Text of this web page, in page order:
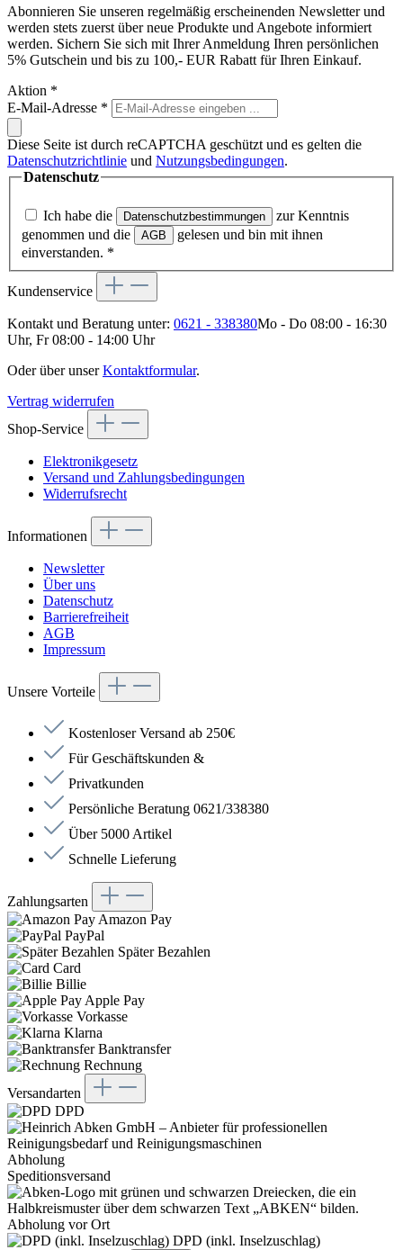
Abonnieren Sie unseren regelmäßig erscheinenden Newsletter und
werden stets zuerst über neue Produkte und Angebote informiert
werden. Sichern Sie sich mit Ihrer Anmeldung Ihren persönlichen
5% Gutschein und bis zu 100,- EUR Rabatt für Ihren Einkauf.
Aktion *
E-Mail-Adresse *
Diese Seite ist durch reCAPTCHA geschützt und es gelten die
Datenschutzrichtlinie und Nutzungsbedingungen.
Datenschutz
Ich habe die Datenschutzbestimmungen
zur Kenntnis
genommen und die
AGB
gelesen und bin mit ihnen
einverstanden. *
Kundenservice
Kontakt und Beratung unter: 0621 - 338380Mo - Do 08:00 - 16:30
Uhr, Fr 08:00 - 14:00 Uhr
Oder über unserKontaktformular.
Vertrag widerrufen
Shop-Service
Elektronikgesetz
Versand und Zahlungsbedingungen
Widerrufsrecht
Informationen
Newsletter
Über uns
Datenschutz
Barrierefreiheit
AGB
Impressum
Unsere Vorteile
Kostenloser Versand ab 250€
Für Geschäftskunden &
Privatkunden
Persönliche Beratung 0621/338380
Über 5000 Artikel
Schnelle Lieferung
Zahlungsarten
Amazon Pay
PayPal
Später Bezahlen
Card
Billie
Apple Pay
Vorkasse
Klarna
Banktransfer
Rechnung
Versandarten
DPD
Abholung
Speditionsversand
Abholung vor Ort
DPD (inkl. Inselzuschlag)